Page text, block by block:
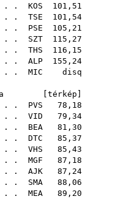
. . KOS 101,51
. . TSE 101,54
. . PSE 105,21
. . SZT 115,27
. . THS 116,15
. . ALP 155,24
. . MIC disq
[ térkép
. . PVS 78,18
. . VID 79,34
. . BEA 81,30
. . DTC 85,37
. . VHS 85,43
. . . MGF 87,18
. . AJK 87,24
. . SMA 88,06
. . MEA 89,20